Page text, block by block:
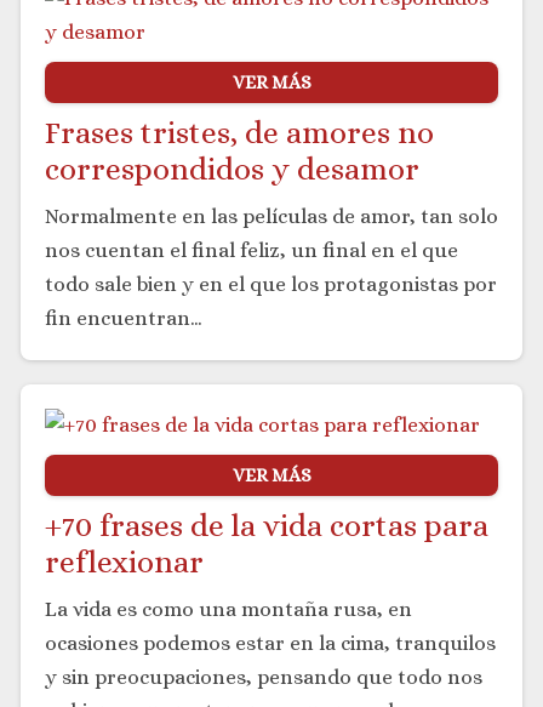
VER MÁS
Frases tristes, de amores no
correspondidos y desamor
Normalmente en las películas de amor, tan solo
nos cuentan el final feliz, un final en el que
todo sale bien y en el que los protagonistas por
fin encuentran…
VER MÁS
+70 frases de la vida cortas para
reflexionar
La vida es como una montaña rusa, en
ocasiones podemos estar en la cima, tranquilos
y sin preocupaciones, pensando que todo nos